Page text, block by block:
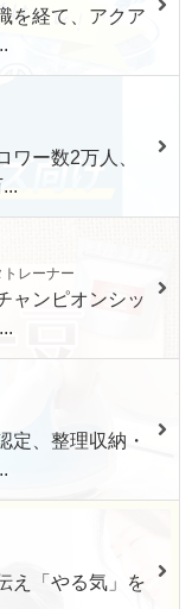
を経て、アクア
ワー数2万人、
レーナー
ャンピオンシッ
定、整理収納・
え「やる気」を